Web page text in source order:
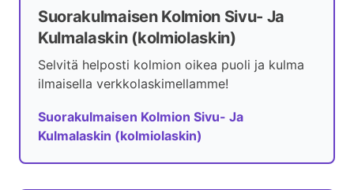
Suorakulmaisen Kolmion Sivu- Ja
Kulmalaskin (kolmiolaskin)
Selvitä helposti kolmion oikea puoli ja kulma
ilmaisella verkkolaskimellamme!
Suorakulmaisen Kolmion Sivu- Ja
Kulmalaskin (kolmiolaskin)